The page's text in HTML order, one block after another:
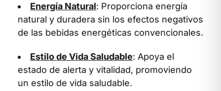
Energía Natural: Proporciona energía
natural y duradera sin los efectos negativos
de las bebidas energéticas convencionales.
Estilo de Vida Saludable: Apoya el
estado de alerta y vitalidad, promoviendo
un estilo de vida saludable.